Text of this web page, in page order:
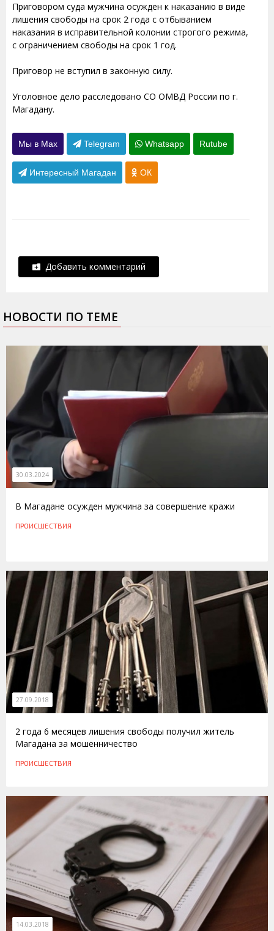
Приговором суда мужчина осужден к наказанию в виде
лишения свободы на срок 2 года с отбыванием
наказания в исправительной колонии строгого режима,
с ограничением свободы на срок 1 год.
Приговор не вступил в законную силу.
Уголовное дело расследовано СО ОМВД России по г.
Магадану.
Мы в Max Telegram Whatsapp Rutube
Интересный Магадан ОК
Добавить комментарий
НОВОСТИ ПО ТЕМЕ
30.03.2024
В Магадане осужден мужчина за совершение кражи
ПРОИСШЕСТВИЯ
27.09.2018
2 года 6 месяцев лишения свободы получил житель
Магадана за мошенничество
ПРОИСШЕСТВИЯ
14.03.2018